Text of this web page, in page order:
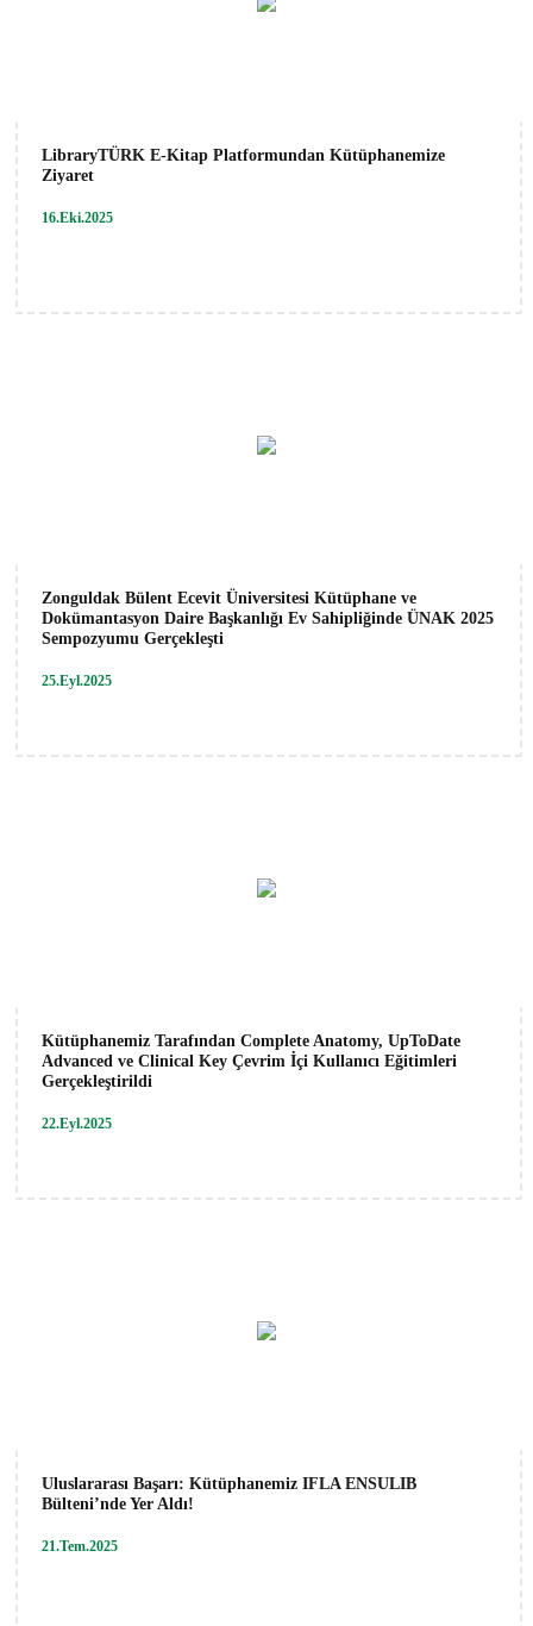
LibraryTÜRK E-Kitap Platformundan Kütüphanemize
Ziyaret
16.Eki.2025
Zonguldak Bülent Ecevit Üniversitesi Kütüphane ve
Dokümantasyon Daire Başkanlığı Ev Sahipliğinde ÜNAK 2025
Sempozyumu Gerçekleşti
25.Eyl.2025
Kütüphanemiz Tarafından Complete Anatomy, UpToDate
Advanced ve Clinical Key Çevrim İçi Kullanıcı Eğitimleri
Gerçekleştirildi
22.Eyl.2025
Uluslararası Başarı: Kütüphanemiz IFLA ENSULIB
Bülteni’nde Yer Aldı!
21.Tem.2025